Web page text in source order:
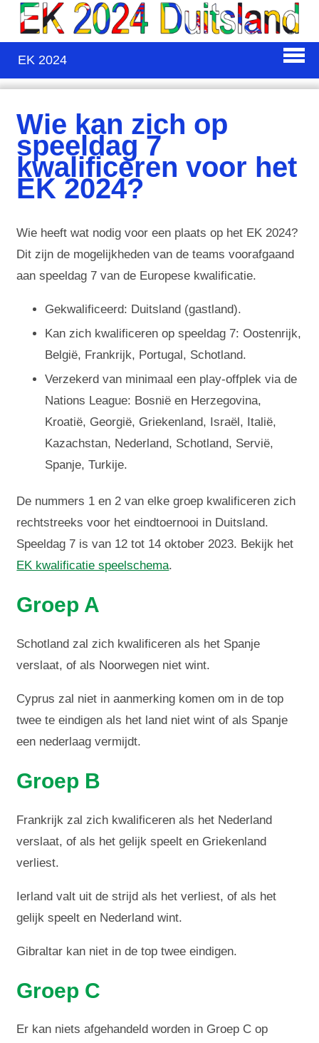
EK 2024
Wie kan zich op
speeldag 7
kwalificeren voor het
EK 2024?
Wie heeft wat nodig voor een plaats op het EK 2024?
Dit zijn de mogelijkheden van de teams voorafgaand
aan speeldag 7 van de Europese kwalificatie.
Gekwalificeerd: Duitsland (gastland).
Kan zich kwalificeren op speeldag 7: Oostenrijk,
België, Frankrijk, Portugal, Schotland.
Verzekerd van minimaal een play-offplek via de
Nations League: Bosnië en Herzegovina,
Kroatië, Georgië, Griekenland, Israël, Italië,
Kazachstan, Nederland, Schotland, Servië,
Spanje, Turkije.
De nummers 1 en 2 van elke groep kwalificeren zich
rechtstreeks voor het eindtoernooi in Duitsland.
Speeldag 7 is van 12 tot 14 oktober 2023. Bekijk het
EK kwalificatie speelschema.
Groep A
Schotland zal zich kwalificeren als het Spanje
verslaat, of als Noorwegen niet wint.
Cyprus zal niet in aanmerking komen om in de top
twee te eindigen als het land niet wint of als Spanje
een nederlaag vermijdt.
Groep B
Frankrijk zal zich kwalificeren als het Nederland
verslaat, of als het gelijk speelt en Griekenland
verliest.
Ierland valt uit de strijd als het verliest, of als het
gelijk speelt en Nederland wint.
Gibraltar kan niet in de top twee eindigen.
Groep C
Er kan niets afgehandeld worden in Groep C op